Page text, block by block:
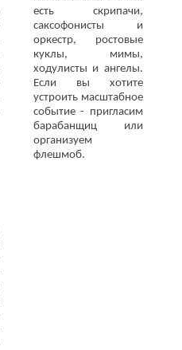
есть скрипачи,
саксофонисты и
оркестр, ростовые
куклы, мимы,
ходулисты и ангелы.
Если вы хотите
устроить масштабное
событие - пригласим
барабанщиц или
организуем
флешмоб.